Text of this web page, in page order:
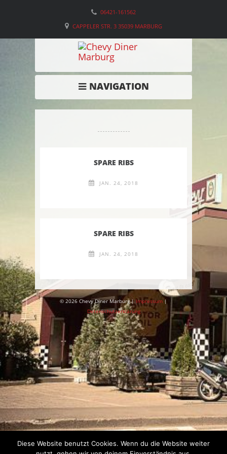
06421-161562
CAPPELER STR. 3 35039 MARBURG
NAVIGATION
SPARE RIBS
JAN. 24, 2018
SPARE RIBS
JAN. 24, 2018
© 2026 Chevy Diner Marburg |Impressum|
Detenschutzerklärung
Diese Website benutzt Cookies. Wenn du die Website weiter